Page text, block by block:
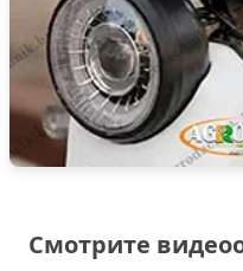
Смотрите